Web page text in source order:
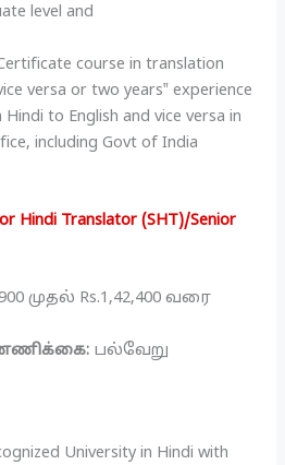
level and
course in translation
versa or two years‟ experience
to English and vice versa in
including Govt of India
Translator (SHT)/Senior
முதல் Rs.1,42,400 வரை
பல்வேறு
University in Hindi with